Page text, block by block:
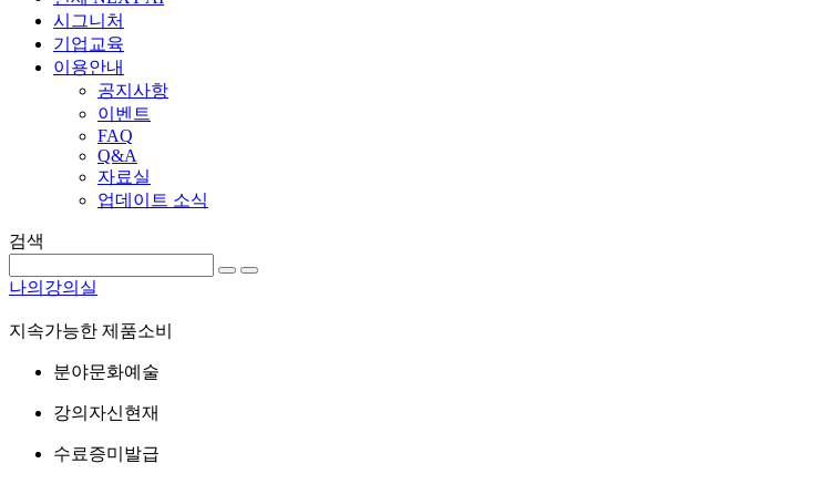
시그니처
기업교육
이용안내
공지사항
이벤트
FAQ
Q&A
자료실
업데이트 소식
검색
나의강의실
지속가능한 제품소비
분야문화예술
강의자신현재
수료증미발급